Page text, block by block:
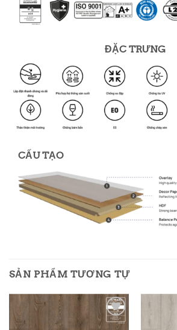
ĐẶC TRƯNG
CẤU TẠO
SẢN PHẨM TƯƠNG TỰ
Add to